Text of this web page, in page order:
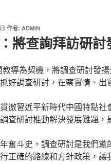
作者: ADMIN
將查詢拜訪研
教導為契機，將調查研討發
好調查研討，在察實情、出
徹習近平新時代中國特點
查研討推動解決發展難題
奮斗史，調查研討是我們
正確的路線和方針政策，